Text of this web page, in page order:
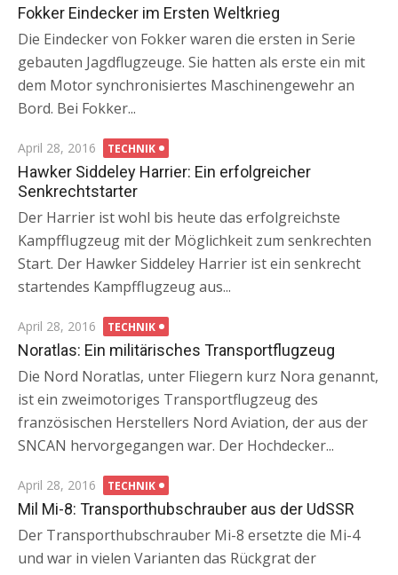
on
Fokker Eindecker im Ersten Weltkrieg
Die Eindecker von Fokker waren die ersten in Serie
gebauten Jagdflugzeuge. Sie hatten als erste ein mit
dem Motor synchronisiertes Maschinengewehr an
Bord. Bei Fokker...
Posted
on
April 28, 2016 TECHNIK
Hawker Siddeley Harrier: Ein erfolgreicher
Senkrechtstarter
Der Harrier ist wohl bis heute das erfolgreichste
Kampfflugzeug mit der Möglichkeit zum senkrechten
Start. Der Hawker Siddeley Harrier ist ein senkrecht
startendes Kampfflugzeug aus...
Posted
on
April 28, 2016 TECHNIK
Noratlas: Ein militärisches Transportflugzeug
Die Nord Noratlas, unter Fliegern kurz Nora genannt,
ist ein zweimotoriges Transportflugzeug des
französischen Herstellers Nord Aviation, der aus der
SNCAN hervorgegangen war. Der Hochdecker...
Posted
on
April 28, 2016 TECHNIK
Mil Mi-8: Transporthubschrauber aus der UdSSR
Der Transporthubschrauber Mi-8 ersetzte die Mi-4
und war in vielen Varianten das Rückgrat der